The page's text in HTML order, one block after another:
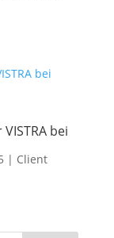
bei
| Client